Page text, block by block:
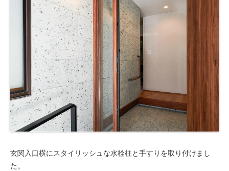
玄関入口横にスタイリッシュな水栓柱と手すりを取り付けまし
た。